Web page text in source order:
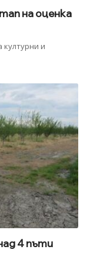
на оценка
и
4 пъти